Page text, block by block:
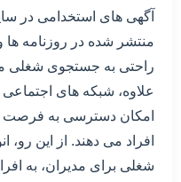
آگهی های استخدامی در
منتشر شده در روزنامه ها
راحتی به جستجوی شغلی
علاوه، شبکه های اجتماعی
امکان دسترسی به فرصت
افراد می دهند. از این رو،
شغلی برای مدیران، به